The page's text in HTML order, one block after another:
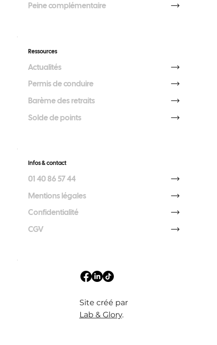
Ressources
Actualités
Permis de conduire
Barème des retraits
Solde de points
Peine complémentaire
Site créé par
Lab & Glory.
Infos & contact
01 40 86 57 44
Mentions légales
Confidentialité
CGV